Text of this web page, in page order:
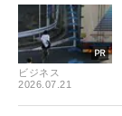
ビジネス
2026.07.21